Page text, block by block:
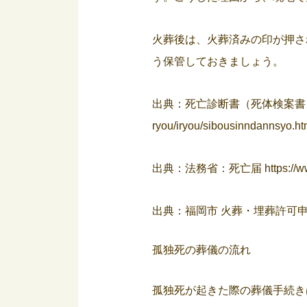
火葬後は、火葬済みの印が押
う保管しておきましょう。
出典：死亡診断書（死体検案
ryou/iryou/
出典：法務省：死亡届 https://
出典：福岡市 火葬・埋葬許可
孤独死の葬儀の流れ
孤独死が起きた際の葬儀手続